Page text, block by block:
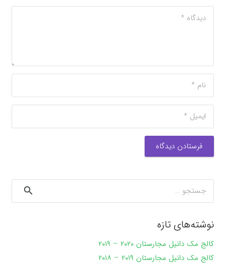
فرستادن دیدگاه
برای:
نوشته‌های تازه
کالج مک دانیل مجارستان ۲۰۲۰ – ۲۰۱۹
کالج مک دانیل مجارستان ۲۰۱۹ – ۲۰۱۸